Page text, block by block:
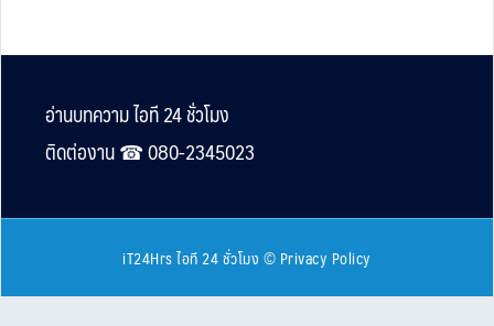
Footer
อ่านบทความ ไอที 24 ชั่วโมง
ติดต่องาน ☎︎ 080-2345023
iT24Hrs ไอที 24 ชั่วโมง © Privacy Policy